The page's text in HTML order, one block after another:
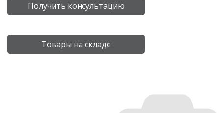
Получить консультацию
Товары на складе